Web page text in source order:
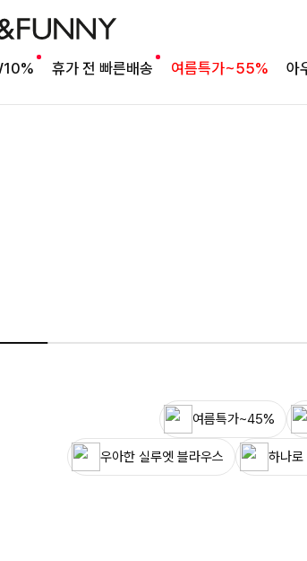
휴가 전 빠른배송 여름특가~55% 아
완성할
피스
여름특가~45%
우아한 실루엣 블라우스 하나